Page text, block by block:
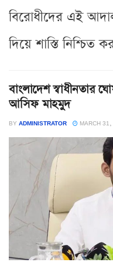
বিরোধীদের এই
দিয়ে শাস্তি নিশ্চিত
বাংলাদেশ স্বাধীনতার
আসিফ মাহমুদ
BY ADMINISTRATOR MARCH